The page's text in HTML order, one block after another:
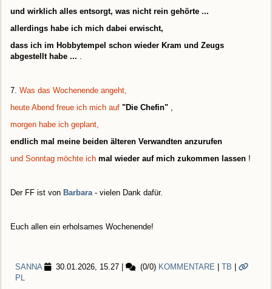
und wirklich alles entsorgt, was nicht rein gehörte ...
allerdings habe ich mich dabei erwischt,
dass ich im Hobbytempel schon wieder Kram und Zeugs
abgestellt habe ...
7. Was das Wochenende angeht,
heute Abend freue ich mich auf "Die Chefin"
morgen habe ich geplant,
endlich mal meine beiden älteren Verwandten anzurufen
und Sonntag möchte ich mal wieder auf mich zukommen lassen !
Der FF ist von Barbara - vielen Dank dafür.
Euch allen ein erholsames Wochenende!
SANNA 30.01.2026, 15.27 (0/0) KOMMENTARE TB
PL